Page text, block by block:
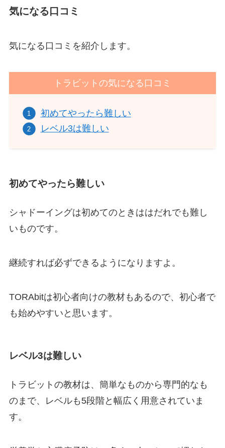
気になる口コミ
気になる口コミを紹介します。
トラビットの気になる口コミ
初めてやったら難しい
レベル3は難しい
初めてやったら難しい
シャドーイングは初めてのときははだれでも難し
いものです。
継続すれば必ずできるようになりますよ。
TORAbitは初心者向けの教材もあるので、初心者で
も始めやすいと思います。
レベル3は難しい
トラビットの教材は、簡単なものから専門的なも
のまで、レベルも5段階と幅広く用意されていま
す。